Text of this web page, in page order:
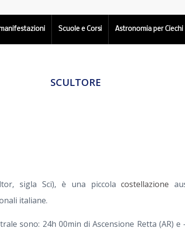
Scuole e Corsi Astronomia per Ciechi
SCULTORE
sigla Sci), è una piccolacostellazione
italiane.
sono: 24h 00min di Ascensione Retta (AR) e